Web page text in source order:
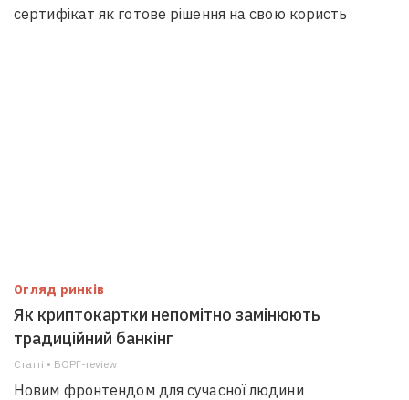
сертифікат як готове рішення на свою користь
Огляд ринків
Як криптокартки непомітно замінюють
традиційний банкінг
Статті • БОРГ-review
Новим фронтендом для сучасної людини